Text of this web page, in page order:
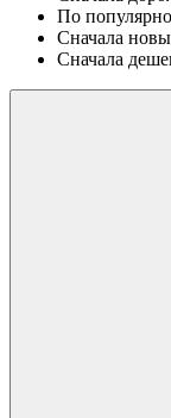
По
Сначала
Сначала